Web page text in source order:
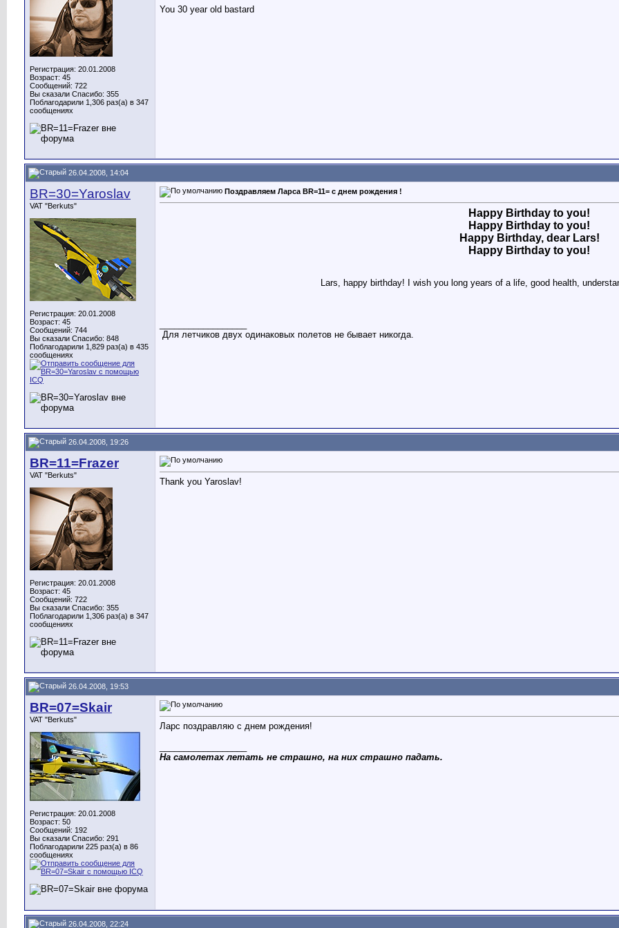
Регистрация: 20.01.2008
Возраст: 45
Сообщений: 722
Вы сказали Спасибо: 355
Поблагодарили 1,306 раз(а) в 347
сообщениях
You 30 year old bastard
26.04.2008, 14:04
BR=30=Yaroslav
VAT "Berkuts"
Регистрация: 20.01.2008
Возраст: 45
Сообщений: 744
Вы сказали Спасибо: 848
Поблагодарили 1,829 раз(а) в 435
сообщениях
Поздравляем Ларса BR=11= с днем рождения !
Happy Birthday to you!
Happy Birthday to you!
Happy Birthday, dear Lars!
Happy Birthday to you!
Lars, happy birthday! I wish you long years of a life, good health,
Для летчиков двух одинаковых полетов не бывает никогда.
26.04.2008, 19:26
BR=11=Frazer
VAT "Berkuts"
Регистрация: 20.01.2008
Возраст: 45
Сообщений: 722
Вы сказали Спасибо: 355
Поблагодарили 1,306 раз(а) в 347
сообщениях
Thank you Yaroslav!
26.04.2008, 19:53
BR=07=Skair
VAT "Berkuts"
Регистрация: 20.01.2008
Возраст: 50
Сообщений: 192
Вы сказали Спасибо: 291
Поблагодарили 225 раз(а) в 86
сообщениях
Ларс поздравляю с днем рождения!
На самолетах летать не страшно, на них страшно падать.
26.04.2008, 22:24